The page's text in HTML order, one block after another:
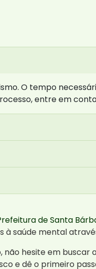
O tempo
entre em
de Santa
à saúde mental
hesite em buscar
e dê o primeiro